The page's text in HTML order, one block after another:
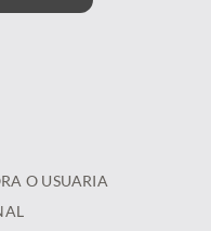
O USUARIA